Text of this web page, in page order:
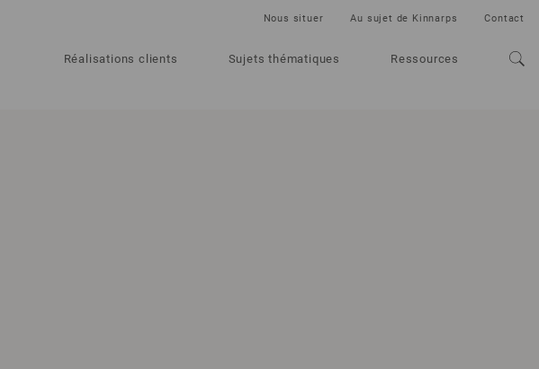
Réalisations clients Sujets thématiques Ressources
Nous situer Au sujet de Kinnarps Contact